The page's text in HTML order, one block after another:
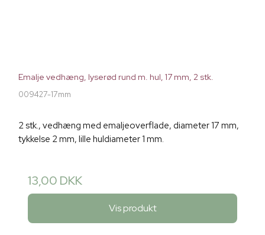
Emalje vedhæng, lyserød rund m. hul, 17 mm, 2 stk.
009427-17mm
2 stk., vedhæng med emaljeoverflade, diameter 17 mm,
tykkelse 2 mm, lille huldiameter 1 mm.
13,00 DKK
Vis produkt